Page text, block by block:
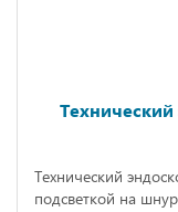
Технический
Технический
подсветкой на